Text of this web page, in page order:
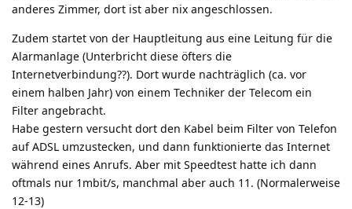
anderes Zimmer, dort ist aber nix angeschlossen.
Zudem startet von der Hauptleitung aus eine Leitung für die
Alarmanlage (Unterbricht diese öfters die
Internetverbindung??). Dort wurde nachträglich (ca. vor
einem halben Jahr) von einem Techniker der Telecom ein
Filter angebracht.
Habe gestern versucht dort den Kabel beim Filter von Telefon
auf ADSL umzustecken, und dann funktionierte das Internet
während eines Anrufs. Aber mit Speedtest hatte ich dann
oftmals nur 1mbit/s, manchmal aber auch 11. (Normalerweise
12-13)